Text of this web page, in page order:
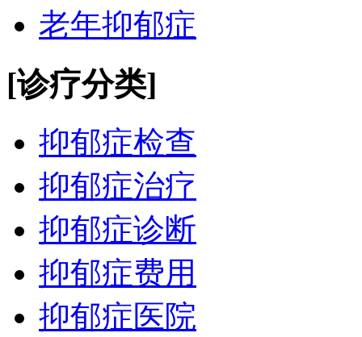
老年抑郁症
[诊疗分类]
抑郁症检查
抑郁症治疗
抑郁症诊断
抑郁症费用
抑郁症医院